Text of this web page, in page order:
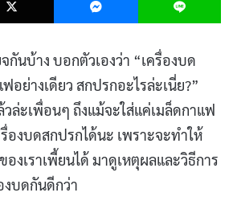
กันบ้าง บอกตัวเองว่า “เครื่องบด
อย่างเดียว สกปรกอะไรล่ะเนี่ย?”
ล่ะเพื่อนๆ ถึงแม้จะใส่แค่เมล็ดกาแฟ
องบดสกปรกได้นะ เพราะจะทำให้
งเราเพี้ยนได้ มาดูเหตุผลและวิธีการ
งบดกันดีกว่า